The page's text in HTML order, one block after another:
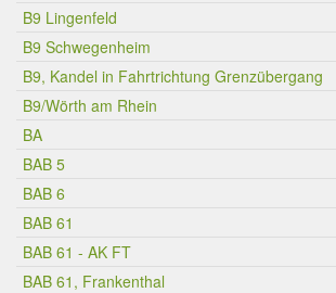
B9 Lingenfeld
B9 Schwegenheim
B9, Kandel in Fahrtrichtung Grenzübergang
B9/Wörth am Rhein
BA
BAB 5
BAB 6
BAB 61
BAB 61 - AK FT
BAB 61, Frankenthal